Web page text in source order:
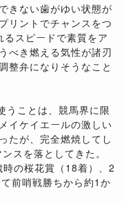
きない歯がゆい状態が
リントでチャンスをつ
スピードで素質をア
べき燃える気性が諸刃
整弁になりそうなこと
うことは、競馬界に限
イケイエールの激しい
たが、完全燃焼してし
スを落としてきた。
の桜花賞（18着）、2
前哨戦勝ちから約1か